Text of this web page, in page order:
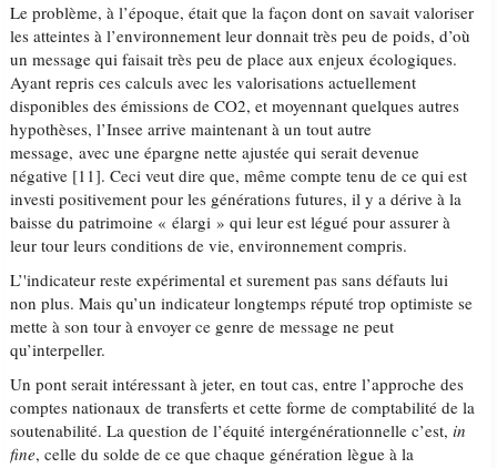
Le problème, à l’époque, était que la façon dont on savait valoriser
les atteintes à l’environnement leur donnait très peu de poids, d’où
un message qui faisait très peu de place aux enjeux écologiques.
Ayant repris ces calculs avec les valorisations actuellement
disponibles des émissions de CO2, et moyennant quelques autres
hypothèses, l’Insee arrive maintenant à un tout autre
message, avec une épargne nette ajustée qui serait devenue
négative [11]. Ceci veut dire que, même compte tenu de ce qui est
investi positivement pour les générations futures, il y a dérive à la
baisse du patrimoine « élargi » qui leur est légué pour assurer à
leur tour leurs conditions de vie, environnement compris.
L’'indicateur reste expérimental et surement pas sans défauts lui
non plus. Mais qu’un indicateur longtemps réputé trop optimiste se
mette à son tour à envoyer ce genre de message ne peut
qu’interpeller.
Un pont serait intéressant à jeter, en tout cas, entre l’approche des
comptes nationaux de transferts et cette forme de comptabilité de la
soutenabilité. La question de l’équité intergénérationnelle c’est,in
fine, celle du solde de ce que chaque génération lègue à la